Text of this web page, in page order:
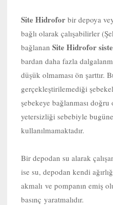
Site Hidrofor bir depoya
bağlı olarak çalışabilirler
bağlanan Site Hidrofor
bardan daha fazla
düşük olmaması ön şarttır.
gerçekleştirilemediği
şebekeye bağlanması doğru
yetersizliği sebebiyle
kullanılmamaktadır.
Bir depodan su alarak
ise su, depodan kendi
akmalı ve pompanın emiş
basınç yaratmalıdır.